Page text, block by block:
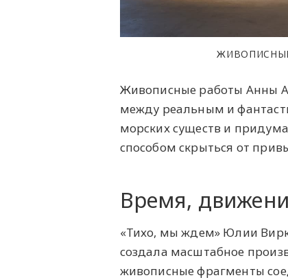
Живописные работы Анны
между реальным и
морских существ и
способом скрыться от
Время,
«Тихо, мы ждем» Юлии
создала масштабное
живописные фрагменты